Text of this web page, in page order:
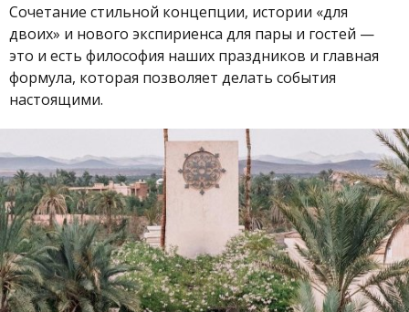
Сочетание стильной концепции, истории «для
двоих» и нового экспириенса для пары и гостей —
это и есть философия наших праздников и главная
формула, которая позволяет делать события
настоящими.